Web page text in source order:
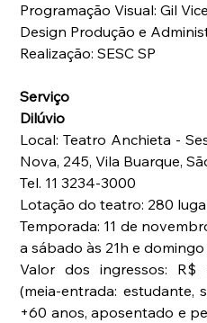
Programação Visual: Gil
Design Produção e
Realização: SESC SP
Serviço
Dilúvio
Local: Teatro Anchieta -
Nova, 245, Vila Buarque,
Tel. 11 3234-3000
Lotação do teatro: 280
Temporada: 11 de
a sábado às 21h e domingo
Valor dos ingressos: R$
(meia-entrada: estudante,
+60 anos, aposentado e